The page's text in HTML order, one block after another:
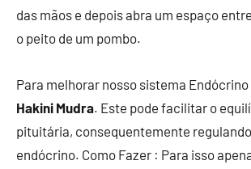
das mãos e depois abra um espaço
o peito de um pombo.
Para melhorar nosso sistema
Hakini Mudra. Este pode facilitar o
pituitária, consequentemente
endócrino. Como Fazer : Para isso